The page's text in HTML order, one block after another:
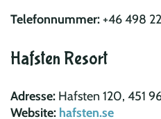
Telefonnummer:+46 498
Hafsten Resort
Adresse: Hafsten 120, 451
Website: hafsten.se